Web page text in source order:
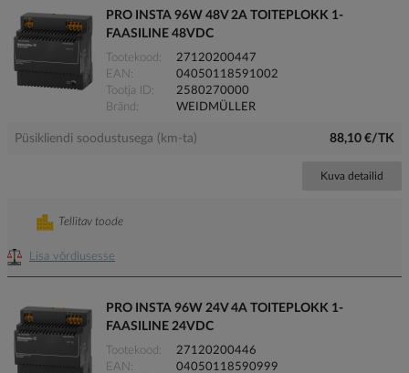
PRO INSTA 96W 48V 2A TOITEPLOKK 1-
FAASILINE 48VDC
Tootekood
27120200447
EAN
04050118591002
Tootja ID
2580270000
Bränd
WEIDMÜLLER
Püsikliendi soodustusega (km-ta) 88,10 €/TK
Kuva detailid
Lisa võrdlusesse
Tellitav toode
PRO INSTA 96W 24V 4A TOITEPLOKK 1-
FAASILINE 24VDC
Tootekood
27120200446
EAN
04050118590999